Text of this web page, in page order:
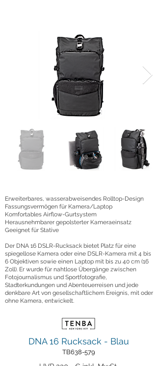
Erweiterbares, wasserabweisendes Rolltop-Design
Fassungsvermögen für Kamera/Laptop
Komfortables Airflow-Gurtsystem
Herausnehmbarer gepolsterter Kameraeinsatz
Geeignet für Stative
Der DNA 16 DSLR-Rucksack bietet Platz für eine
spiegellose Kamera oder eine DSLR-Kamera mit 4 bis
6 Objektiven sowie einen Laptop mit bis zu 40 cm (16
Zoll). Er wurde für nahtlose Übergänge zwischen
Fotojournalismus und Sportfotografie,
Stadterkundungen und Abenteuerreisen und jede
denkbare Art von gesellschaftlichem Ereignis, mit oder
ohne Kamera, entwickelt.
DNA 16 Rucksack - Blau
TB638-579